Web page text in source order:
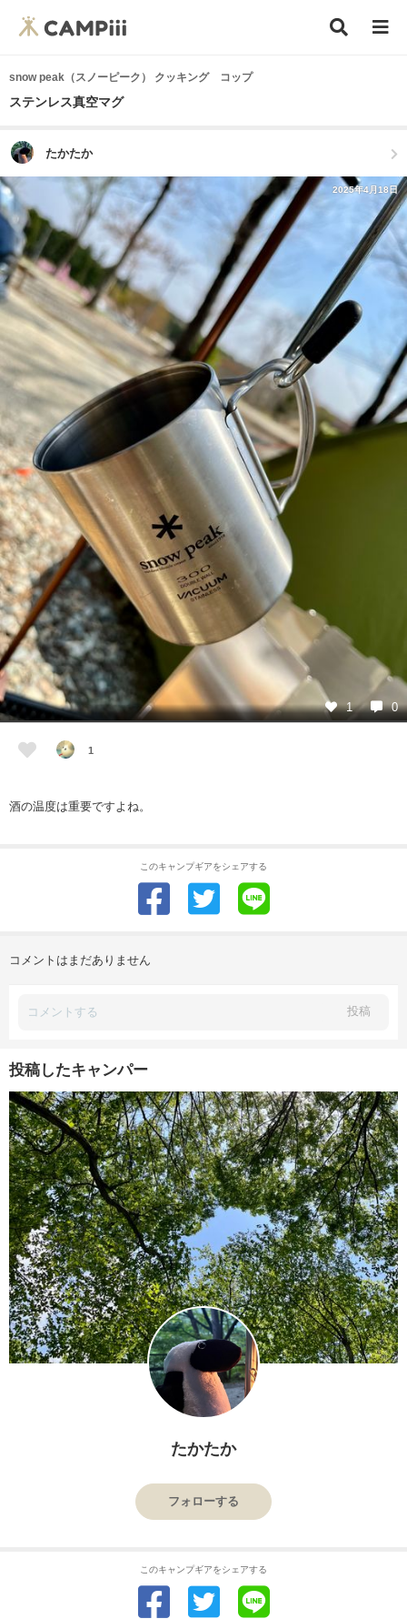
snow peak（スノーピーク） クッキング コップ
ステンレス真空マグ
たかたか
2025年4月18日
1 0
1
酒の温度は重要ですよね。
このキャンプギアをシェアする
コメントはまだありません
投稿
投稿したキャンパー
たかたか
フォローする
このキャンプギアをシェアする